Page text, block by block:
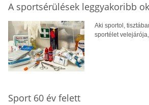
A sportsérülések leggyakoribb
Aki sportol,
sportélet
Sport 60 év felett